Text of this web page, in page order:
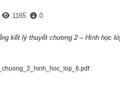
1165 0
kết lý thuyết chương 2 – Hình học